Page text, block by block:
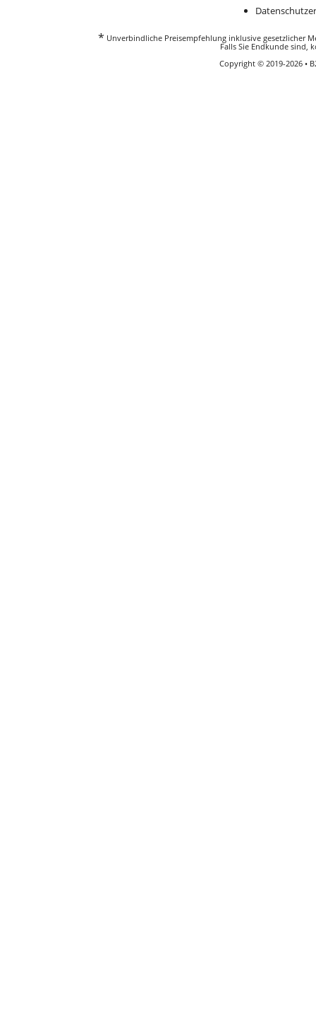
* Unverbindliche Preisempfehlung inklusive gesetzlicher
Falls Sie Endkunde sind,
Copyright © 2019-2026 •